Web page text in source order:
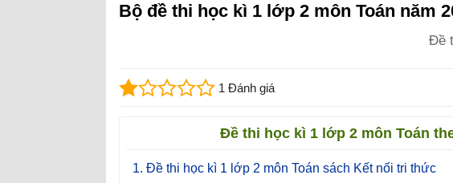
Bộ đề thi học kì 1 lớp 2 môn Toán năm
Đề
1 Đánh giá
Đề thi học kì 1 lớp 2 môn Toán
1. Đề thi học kì 1 lớp 2 môn Toán sách Kết nối tri thức